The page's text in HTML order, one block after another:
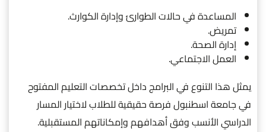
المساعدة في حالات الطوارئ وإدارة الكوارث.
تمريض.
إدارة الصحة.
العمل الاجتماعي.
يمثل هذا التنوع في البرامج داخل تخصصات التعليم المفتوح
في جامعة اسطنبول فرصة حقيقية للطلاب لاختيار المسار
الدراسي الأنسب وفق أهدافهم وإمكاناتهم المستقبلية.